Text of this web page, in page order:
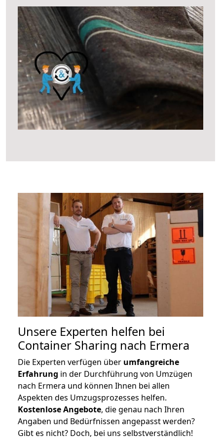
Unsere Experten helfen bei
Container Sharing nach Ermera
Die Experten verfügen über umfangreiche
Erfahrung in der Durchführung von Umzügen
nach Ermera und können Ihnen bei allen
Aspekten des Umzugsprozesses helfen.
Kostenlose Angebote, die genau nach Ihren
Angaben und Bedürfnissen angepasst werden?
Gibt es nicht? Doch, bei uns selbstverständlich!